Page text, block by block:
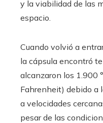
y la viabilidad de las
espacio.
Cuando volvió a
la cápsula encontró
alcanzaron los 1.900
Fahrenheit) debido a
a velocidades
pesar de las